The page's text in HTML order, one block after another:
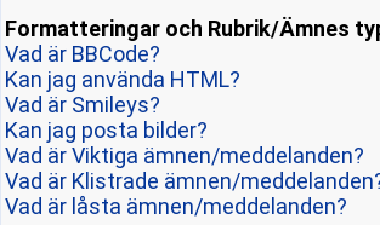
Formatteringar och Rubrik/Ämnes
Vad är BBCode?
Kan jag använda HTML?
Vad är Smileys?
Kan jag posta bilder?
Vad är Viktiga ämnen/meddelanden?
Vad är Klistrade ämnen/
Vad är låsta ämnen/meddelanden?